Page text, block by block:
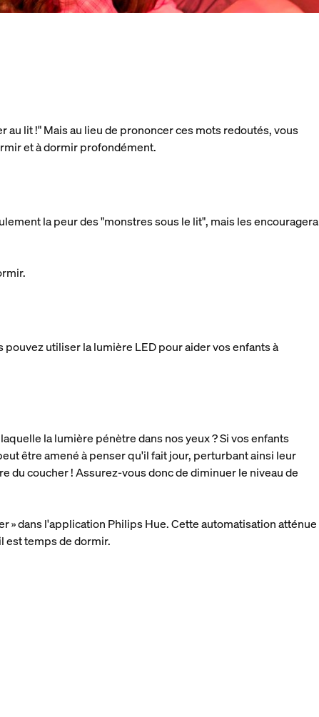
lit !" Mais au lieu de prononcer ces mots redoutés, vous
et à dormir profondément.
la peur des "monstres sous le lit", mais les encouragera
utiliser la lumière LED pour aider vos enfants à
la lumière pénètre dans nos yeux ? Si vos enfants
être amené à penser qu'il fait jour, perturbant ainsi leur
du coucher ! Assurez-vous donc de diminuer le niveau de
» dans l'application Philips Hue. Cette automatisation atténue
est temps de dormir.